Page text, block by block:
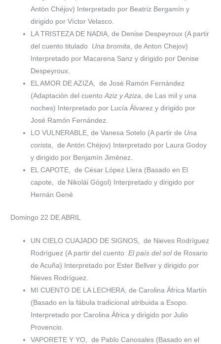
Antón Chéjov) Interpretado por Beatriz Bergamín y
dirigido por Víctor Velasco.
LA TRISTEZA DE NADIA, de Denise Despeyroux (A partir
del cuento titulado
Una bromita, de Anton Chejov)
Interpretado por Macarena Sanz y dirigido por Denise
Despeyroux.
EL AMOR DE AZIZA,
de José Ramón Fernández
(Adaptación del cuentoAziz y Aziza, de Las mil y una
noches) Interpretado por Lucía Álvarez y dirigido por
José Ramón Fernández.
LO VULNERABLE, de Vanesa Sotelo (A partir de Una
corista,
de Antón Chéjov) Interpretado por Laura Godoy
y dirigido por Benjamín Jiménez.
EL CAPOTE,
de César López Llera (Basado en El
capote,
de Nikolái Gógol) Interpretado y dirigido por
Hernán Gené
Domingo 22 DE ABRIL
UN CIELO CUAJADO DE SIGNOS,
de Nieves Rodríguez
Rodríguez (A partir del cuento
El país del solde Rosario
de Acuña) Interpretado por Ester Bellver y dirigido por
Nieves Rodríguez.
MI CUENTO DE LA LECHERA, de Carolina África Martín
(Basado en la fábula tradicional atribuida a Esopo.
Interpretado por Carolina África y dirigido por Julio
Provencio.
VAPORETE Y YO,
de Pablo Canosales (Basado en el